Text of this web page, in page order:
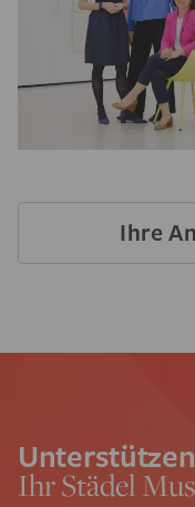
Ihre
Ihr Städel